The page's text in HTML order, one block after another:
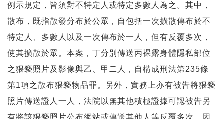
例示規定，皆須對不特定人或特定多數人為之。其中，
散布，既指散發分布於公眾，自包括一次擴散傳布於不
特定人、多數人以及一次傳布於一人，但有反覆多次，
使其擴散於眾。本案，丁分別傳送丙裸露身體隱私部位
之猥褻照片及影像與乙、甲二人，自構成刑法第235條
第1項之散布猥褻物品罪。另外，實務上亦有被告將猥褻
照片傳送證人一人，法院以無其他積極證據可認被告另
有將該猥褻照片公布網站或傳送其他人等反覆多次，因